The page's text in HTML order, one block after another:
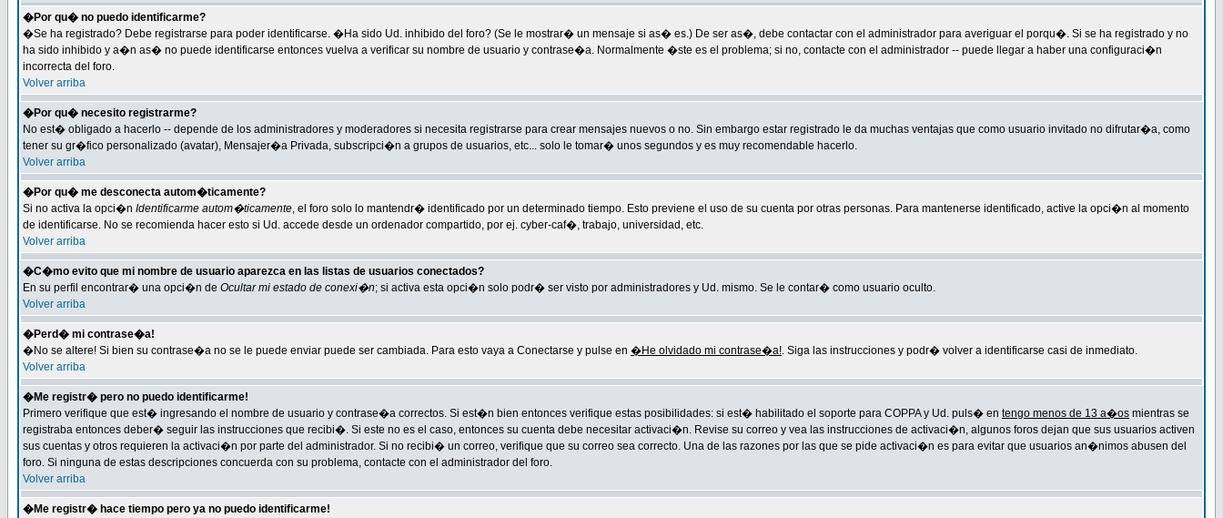
�Por qu� no puedo identificarme?
�Se ha registrado? Debe registrarse para poder identificarse. �Ha sido Ud. inhibido del foro? (Se le mostrar� un mensaje si as� es.) De ser as�, debe contactar con el administrador para averiguar el porqu�. Si se ha registrado y no
ha sido inhibido y a�n as� no puede identificarse entonces vuelva a verificar su nombre de usuario y contrase�a. Normalmente �ste es el problema; si no, contacte con el administrador -- puede llegar a haber una configuraci�n
incorrecta del foro.
Volver arriba
�Por qu� necesito registrarme?
No est� obligado a hacerlo -- depende de los administradores y moderadores si necesita registrarse para crear mensajes nuevos o no. Sin embargo estar registrado le da muchas ventajas que como usuario invitado no difrutar�a, como
tener su gr�fico personalizado (avatar), Mensajer�a Privada, subscripci�n a grupos de usuarios, etc... solo le tomar� unos segundos y es muy recomendable hacerlo.
Volver arriba
�Por qu� me desconecta autom�ticamente?
Si no activa la opci�n Identificarme autom�ticamente, el foro solo lo mantendr� identificado por un determinado tiempo. Esto previene el uso de su cuenta por otras personas. Para mantenerse identificado, active la opci�n al momento
de identificarse. No se recomienda hacer esto si Ud. accede desde un ordenador compartido, por ej. cyber-caf�, trabajo, universidad, etc.
Volver arriba
�C�mo evito que mi nombre de usuario aparezca en las listas de usuarios conectados?
En su perfil encontrar� una opci�n de Ocultar mi estado de conexi�n; si activa esta opci�n solo podr� ser visto por administradores y Ud. mismo. Se le contar� como usuario oculto.
Volver arriba
�Perd� mi contrase�a!
�No se altere! Si bien su contrase�a no se le puede enviar puede ser cambiada. Para esto vaya a Conectarse y pulse en �He olvidado mi contrase�a!. Siga las instrucciones y podr� volver a identificarse casi de inmediato.
Volver arriba
�Me registr� pero no puedo identificarme!
Primero verifique que est� ingresando el nombre de usuario y contrase�a correctos. Si est�n bien entonces verifique estas posibilidades: si est� habilitado el soporte para COPPA y Ud. puls� en tengo menos de 13 a�os mientras se
registraba entonces deber� seguir las instrucciones que recibi�. Si este no es el caso, entonces su cuenta debe necesitar activaci�n. Revise su correo y vea las instrucciones de activaci�n, algunos foros dejan que sus usuarios activen
sus cuentas y otros requieren la activaci�n por parte del administrador. Si no recibi� un correo, verifique que su correo sea correcto. Una de las razones por las que se pide activaci�n es para evitar que usuarios an�nimos abusen del
foro. Si ninguna de estas descripciones concuerda con su problema, contacte con el administrador del foro.
Volver arriba
�Me registr� hace tiempo pero ya no puedo identificarme!